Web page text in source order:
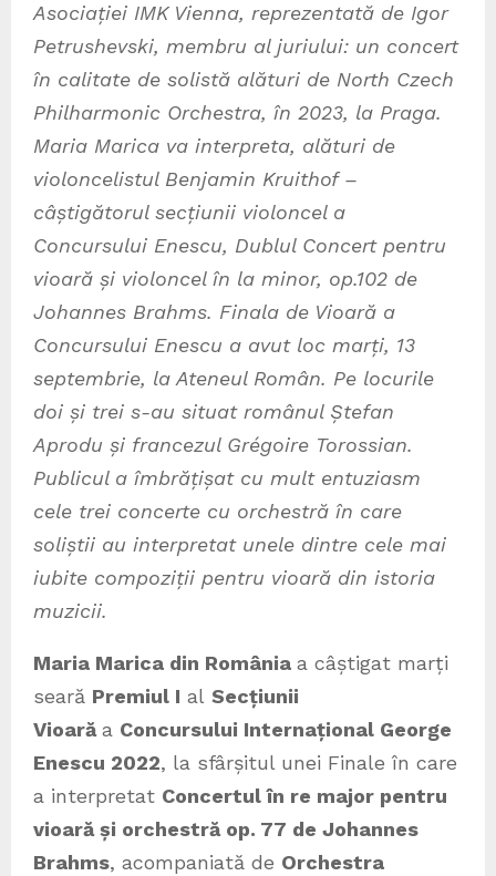
Asociației IMK Vienna, reprezentată de Igor
Petrushevski, membru al juriului: un concert
în calitate de solistă alături de North Czech
Philharmonic Orchestra, în 2023, la Praga.
Maria Marica va interpreta, alături de
violoncelistul Benjamin Kruithof –
câștigătorul secțiunii violoncel a
Concursului Enescu, Dublul Concert pentru
vioară și violoncel în la minor, op.102 de
Johannes Brahms. Finala de Vioară a
Concursului Enescu a avut loc marți, 13
septembrie, la Ateneul Român. Pe locurile
doi și trei s-au situat românul Ștefan
Aprodu și francezul Grégoire Torossian.
Publicul a îmbrățișat cu mult entuziasm
cele trei concerte cu orchestră în care
soliștii au interpretat unele dintre cele mai
iubite compoziții pentru vioară din istoria
muzicii.
Maria Marica din România a câștigat marți
seară Premiul I al Secțiunii
Vioarăa Concursului Internațional George
Enescu 2022, la sfârșitul unei Finale în care
a interpretat Concertul în re major pentru
vioară și orchestră op. 77 de Johannes
Brahms, acompaniată de Orchestra